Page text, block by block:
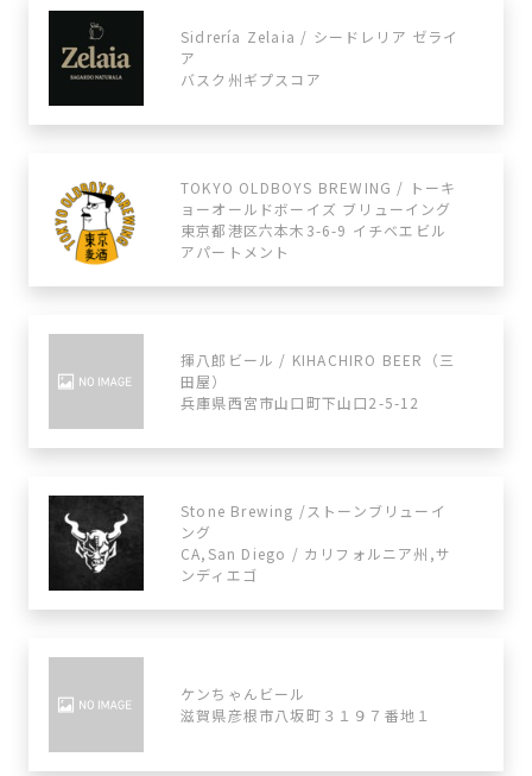
Sidrería Zelaia / シードレリア ゼライ
ア
バスク州ギプスコア
TOKYO OLDBOYS BREWING / トーキ
ョーオールドボーイズ ブリューイング
東京都港区六本木3-6-9 イチベエビル
アパートメント
揮八郎ビール / KIHACHIRO BEER（三
田屋）
兵庫県西宮市山口町下山口2-5-12
Stone Brewing /ストーンブリューイ
ング
CA,San Diego / カリフォルニア州,サ
ンディエゴ
ケンちゃんビール
滋賀県彦根市八坂町３１９７番地１